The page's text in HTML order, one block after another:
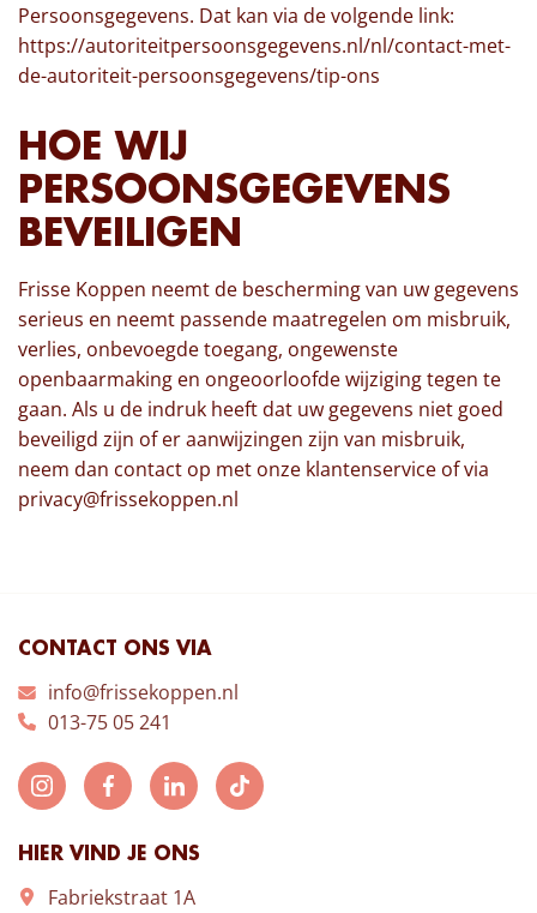
Persoonsgegevens. Dat kan via de volgende link:
https://autoriteitpersoonsgegevens.nl/nl/contact-met-
de-autoriteit-persoonsgegevens/tip-ons
HOE WIJ
PERSOONSGEGEVENS
BEVEILIGEN
Frisse Koppen neemt de bescherming van uw gegevens
serieus en neemt passende maatregelen om misbruik,
verlies, onbevoegde toegang, ongewenste
openbaarmaking en ongeoorloofde wijziging tegen te
gaan. Als u de indruk heeft dat uw gegevens niet goed
beveiligd zijn of er aanwijzingen zijn van misbruik,
neem dan contact op met onze klantenservice of via
privacy@frissekoppen.nl
CONTACT ONS VIA
info@frissekoppen.nl
013-75 05 241
HIER VIND JE ONS
Fabriekstraat 1A